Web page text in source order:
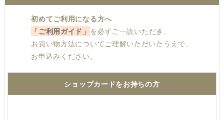
初めてご利用になる方へ
「ご利用ガイド」 を必ずご一読いただき、
お買い物方法についてご理解いただいたうえで、
お申込みください。
ショップカードをお持ちの方